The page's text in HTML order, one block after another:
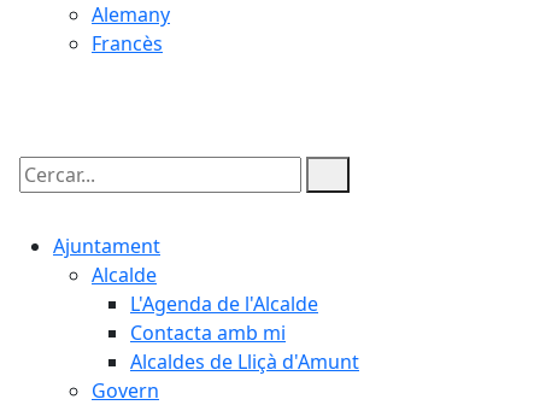
Alemany
Francès
Cercar:
Ajuntament
Alcalde
L'Agenda de l'Alcalde
Contacta amb mi
Alcaldes de Lliçà d'Amunt
Govern